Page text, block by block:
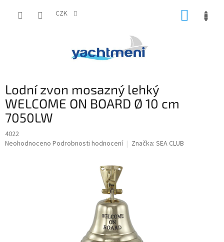
CZK
Lodní zvon mosazný lehký
WELCOME ON BOARD Ø 10 cm
7050LW
4022
Průměrné
Neohodnoceno Podrobnosti hodnocení Značka: SEA CLUB